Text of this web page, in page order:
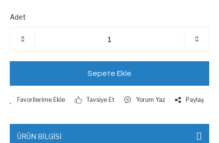
Adet
Sepete Ekle
Tavsiye Et Yorum Yaz Paylaş
ÜRÜN BİLGİSİ